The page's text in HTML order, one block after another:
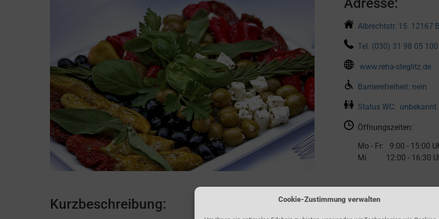
Cookie-Zustimmung verwalten
Kurzbeschreibung:
Albrechtstr. 15 12167
Tel. (030) 31 98 05 100
www.reha-steglitz.de
Barrierefreiheit: nein
Status WC: unbekannt
Öffnungszeiten:
Mo - Fr: 9:00 - 15:00
Mi 12:00 - 16:30
Ansprechpartner: